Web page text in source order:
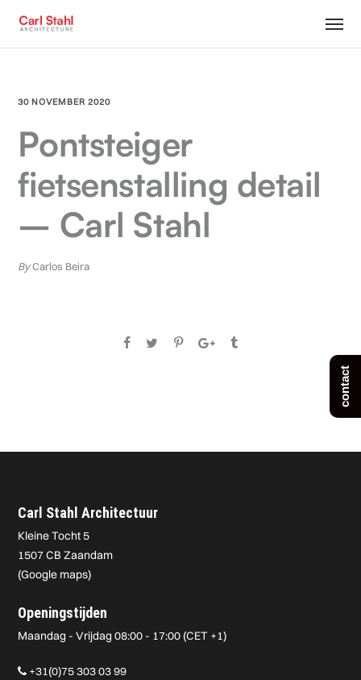
30 NOVEMBER 2020
Pontsteiger
fietsenstalling detail
– Carl Stahl
ByCarlos Beira
Carl Stahl Architectuur
Kleine Tocht 5
1507 CB Zaandam
(Google maps)
Openingstijden
Maandag - Vrijdag 08:00 - 17:00 (CET +1)
+31(0)75 303 03 99
contact